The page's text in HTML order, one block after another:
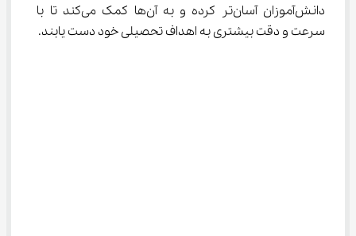
دانش‌آموزان آسان‌تر کرده و به آن‌ها کمک می‌کند تا با
سرعت و دقت بیشتری به اهداف تحصیلی خود دست یابند.